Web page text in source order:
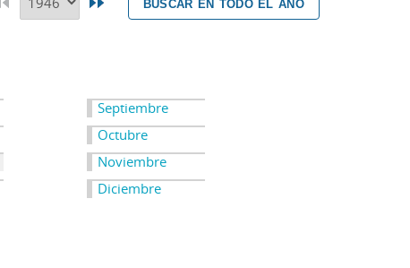
Septiembre
Octubre
Noviembre
Diciembre